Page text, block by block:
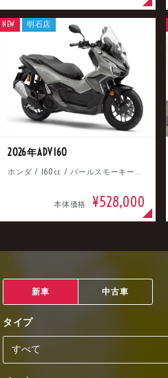
2026年ADV160
ホンダ / 160cc / パールスモーキーグレー
本体価格 ¥528,000
NEW 明石店
新車 中古車
タイプ